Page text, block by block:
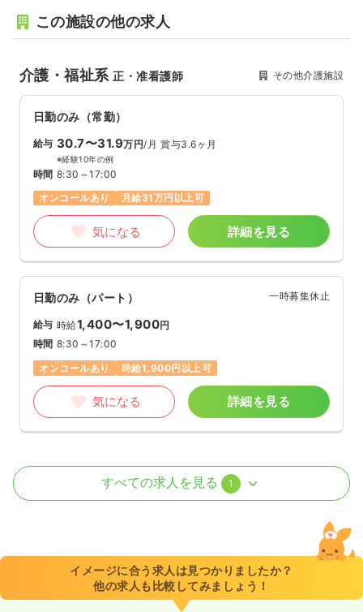
この施設の他の求人
介護・福祉系正・准看護師 その他介護施設
日勤のみ（常勤）
給与 30.7〜31.9万円/月 賞与3.6ヶ月
※経験10年の例
時間 8:30～17:00
オンコールあり
月給31万円以上可
気になる 詳細を見る
日勤のみ（パート） 一時募集休止
給与 時給1,400〜1,900円
時間 8:30～17:00
オンコールあり
時給1,900円以上可
気になる 詳細を見る
訪問看護 正看護師
8:30～17:00
オンコールあり
担当業務未経験可
ブランク可
すべての求人を見る 1
イメージに合う求人は見つかりましたか？
他の求人も比較してみましょう！